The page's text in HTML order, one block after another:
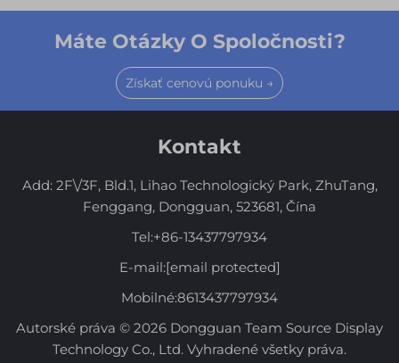
Máte Otázky O Spoločnosti?
Získať cenovú ponuku →
Kontakt
Add: 2F\/3F, Bld.1, Lihao Technologický Park, ZhuTang,
Fenggang, Dongguan, 523681, Čína
Tel:+86-13437797934
E-mail:[email protected]
Mobilné:8613437797934
Autorské práva © 2026 Dongguan Team Source Display
Technology Co., Ltd. Vyhradené všetky práva.